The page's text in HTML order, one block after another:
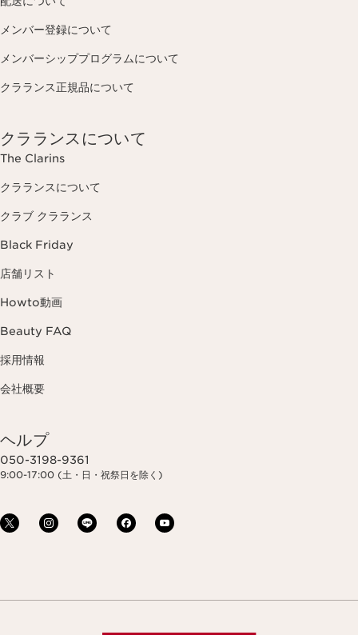
メンバー登録について
メンバーシッププログラムについて
クラランス正規品について
クラランスについて
The Clarins
クラランスについて
クラブ クラランス
Black Friday
店舗リスト
Howto動画
Beauty FAQ
採用情報
会社概要
ヘルプ
050-3198-9361
9:00-17:00 (土・日・祝祭日を除く)